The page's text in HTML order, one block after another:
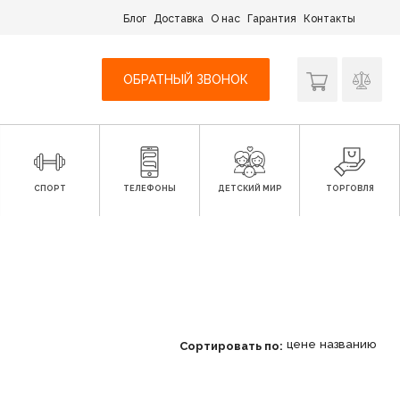
Блог Доставка О нас Гарантия Контакты
ОБРАТНЫЙ ЗВОНОК
СПОРТ ТЕЛЕФОНЫ ДЕТСКИЙ МИР ТОРГОВЛЯ
Сортировать по: цене названию